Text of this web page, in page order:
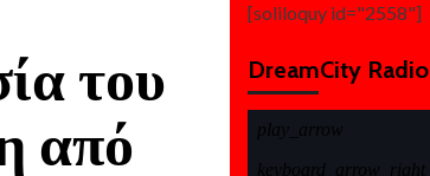
του
από
[soliloquy id="2558"]
DreamCity Radio